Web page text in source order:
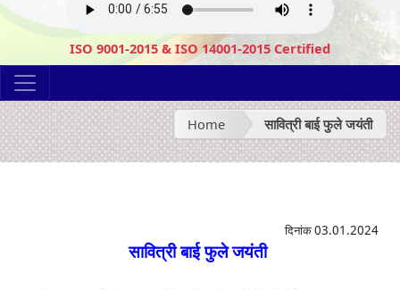
ISO 9001-2015 & ISO 14001-2015 Certified
Home सावित्री बाई फुले जयंती
दिनांक 03.01.2024
सावित्री बाई फुले जयंती